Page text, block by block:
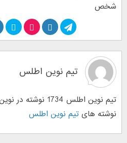
شخص
تیم نوین اطلس
تیم نوین اطلس
نوشته های تیم نوین اطلس